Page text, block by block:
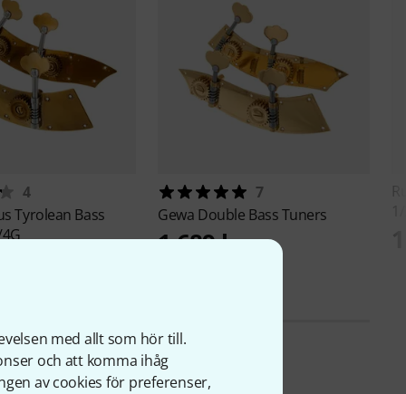
med allt som hör till.
och att komma ihåg
av cookies för preferenser,
4
Tyrolean Bass
7
Gewa Double Bass Tuners
1 689 kr